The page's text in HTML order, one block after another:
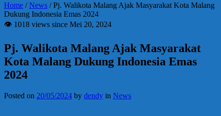
Home /News /Pj. Walikota Malang Ajak Masyarakat Kota Malang
Dukung Indonesia Emas 2024
👁 1018 views since Mei 20, 2024
Pj. Walikota Malang Ajak Masyarakat
Kota Malang Dukung Indonesia Emas
2024
Posted on 20/05/2024 by dendy in News